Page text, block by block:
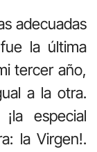
adecuadas
la última
tercer año,
a la otra.
especial
la Virgen!.